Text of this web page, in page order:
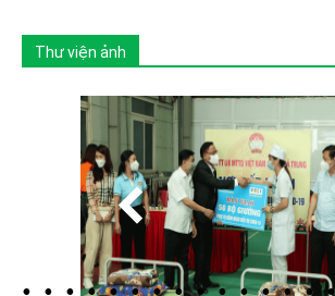
Thư viện ảnh